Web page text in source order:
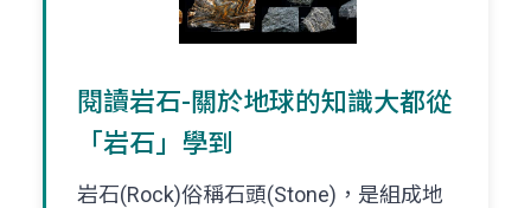
閱讀岩石-關於地球的知識大都從
「岩石」學到
岩石(Rock)俗稱石頭(Stone)，是組成地